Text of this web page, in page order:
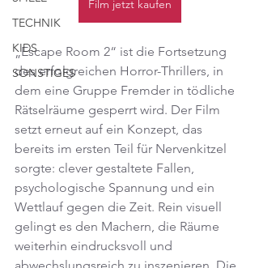
TECHNIK
KIDS
SONSTIGES
Film jetzt kaufen
„Escape Room 2“ ist die Fortsetzung
des erfolgreichen Horror-Thrillers, in
dem eine Gruppe Fremder in tödliche
Rätselräume gesperrt wird. Der Film
setzt erneut auf ein Konzept, das
bereits im ersten Teil für Nervenkitzel
sorgte: clever gestaltete Fallen,
psychologische Spannung und ein
Wettlauf gegen die Zeit. Rein visuell
gelingt es den Machern, die Räume
weiterhin eindrucksvoll und
abwechslungsreich zu inszenieren. Die